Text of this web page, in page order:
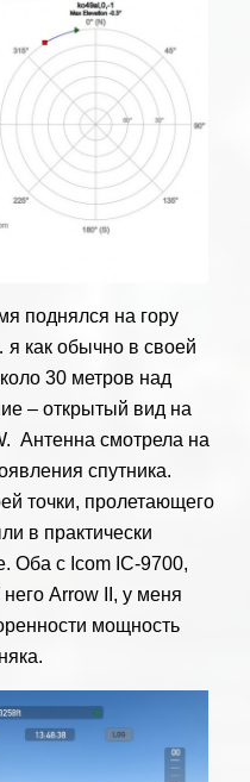
поднялся на гору
как обычно в своей
30 метров над
– открытый вид на
Антенна смотрела на
спутника.
точки, пролетающего
в практически
Оба с Icom IC-9700,
Arrow II, у меня
мощность